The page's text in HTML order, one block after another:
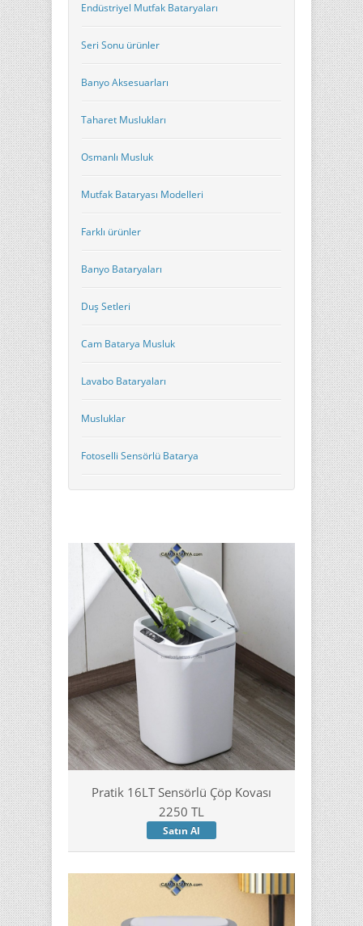
Endüstriyel Mutfak Bataryaları
Seri Sonu ürünler
Banyo Aksesuarları
Taharet Muslukları
Osmanlı Musluk
Mutfak Bataryası Modelleri
Farklı ürünler
Banyo Bataryaları
Duş Setleri
Cam Batarya Musluk
Lavabo Bataryaları
Musluklar
Fotoselli Sensörlü Batarya
Pratik 16LT Sensörlü Çöp Kovası
2250 TL
Satın Al